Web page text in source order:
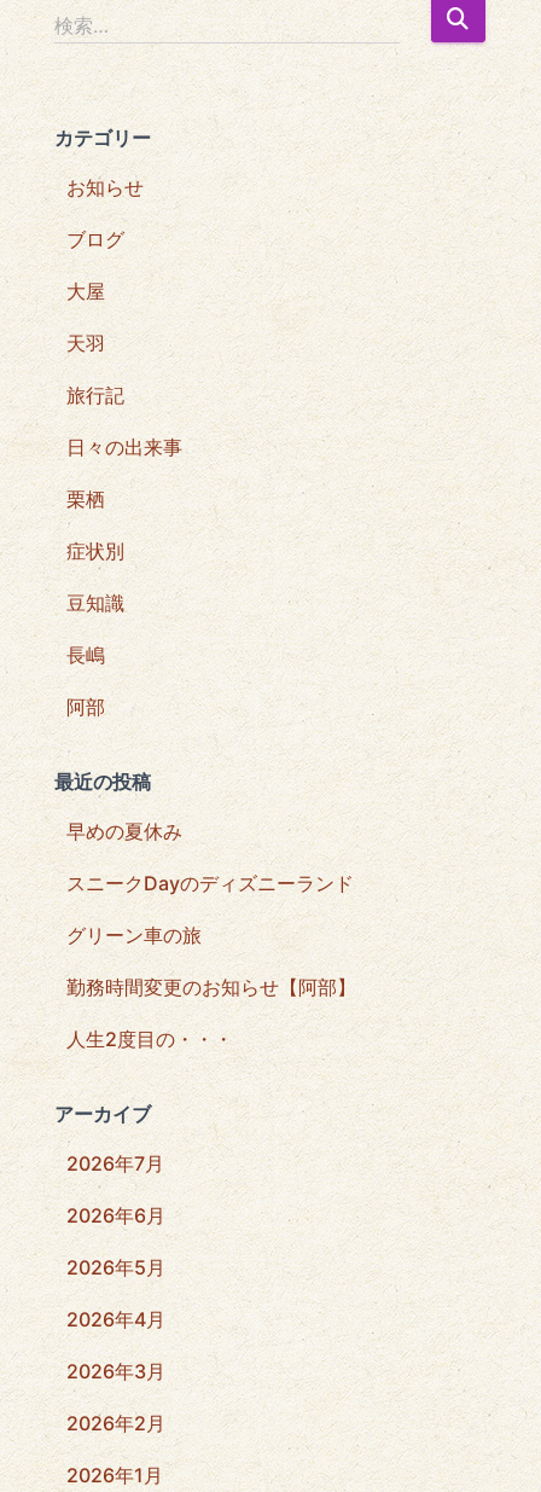
検
索
:
検索…
カテゴリー
お知らせ
ブログ
大屋
天羽
旅行記
日々の出来事
栗栖
症状別
豆知識
長嶋
阿部
最近の投稿
早めの夏休み
スニークDayのディズニーランド
グリーン車の旅
勤務時間変更のお知らせ【阿部】
人生2度目の・・・
アーカイブ
2026年7月
2026年6月
2026年5月
2026年4月
2026年3月
2026年2月
2026年1月